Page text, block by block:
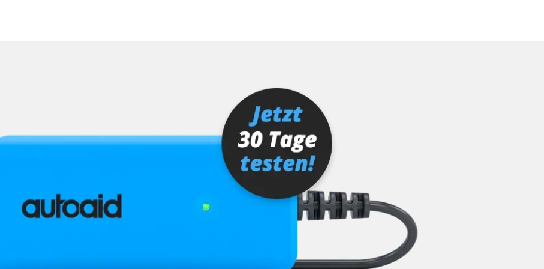
Verfügbarkeit abhängig von Modell, Motorisierung, Ausstattung und Konfiguration